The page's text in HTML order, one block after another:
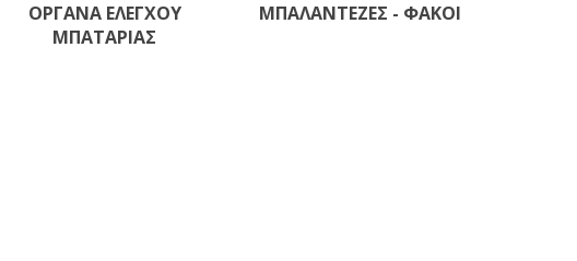
ΟΡΓΑΝΑ ΕΛΕΓΧΟΥ
ΜΠΑΤΑΡΙΑΣ
ΜΠΑΛΑΝΤΕΖΕΣ - ΦΑΚΟΙ